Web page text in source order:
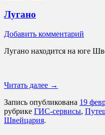
Лугано
Добавить комментарий
Лугано находится на юге
Читать далее →
Запись опубликована 19
рубрике ГИС-сервисы,
Швейцария.